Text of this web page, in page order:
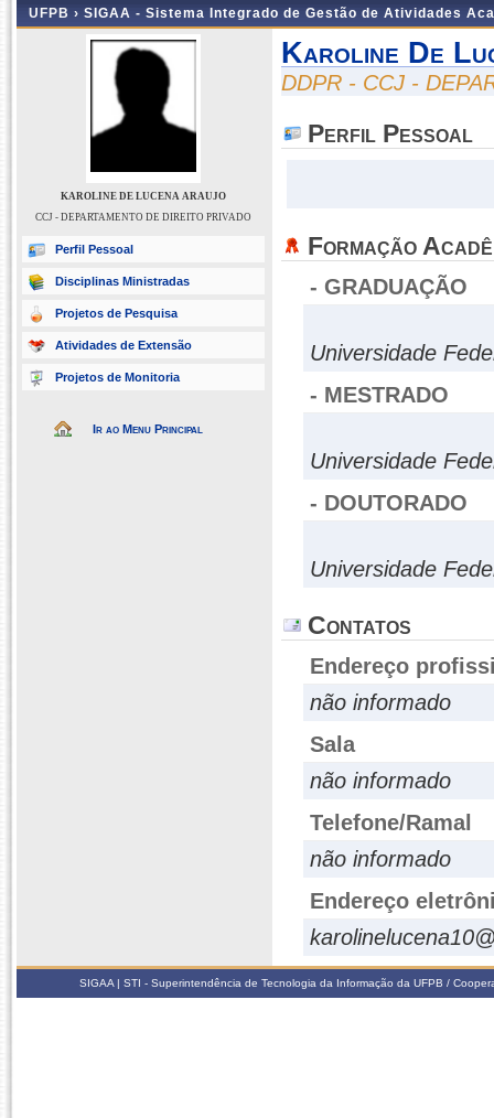
UFPB › SIGAA - Sistema Integrado de Gestão de Atividades
KAROLINE DE LUCENA ARAUJO
CCJ - DEPARTAMENTO DE DIREITO PRIVADO
Perfil Pessoal
Disciplinas Ministradas
Projetos de Pesquisa
Atividades de Extensão
Projetos de Monitoria
Ir ao Menu Principal
Karoline De
DDPR - CCJ -
Perfil Pessoal
Formação
- GRADUAÇÃO
Universidade
- MESTRADO
Universidade
- DOUTORADO
Universidade
Contatos
Endereço
não informado
Sala
não informado
Telefone/Ramal
não informado
Endereço
SIGAA | STI - Superintendência de Tecnologia da Informação da UFPB /